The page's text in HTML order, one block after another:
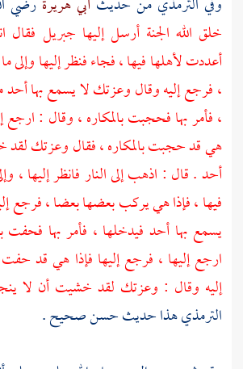
خلق الله الجنة أرسل إليها جبريل فقال
أعددت لأهلها فيها ، فجاء فنظر إليها وإلى
، فرجع إليه وقال وعزتك لا يسمع بها أحد
، فأمر بها فحجبت بالمكاره ، وقال : ارجع
هي قد حجبت بالمكاره ، فقال وعزتك لقد
أحد . قال : اذهب إلى النار فانظر إليها ،
فيها ، فإذا هي يركب بعضها بعضا ، فرجع
يسمع بها أحد فيدخلها ، فأمر بها
ارجع إليها ، فرجع إليها فإذا هي قد
إليه وقال : وعزتك لقد خشيت أن لا
الترمذيهذا حديث حسن صحيح .